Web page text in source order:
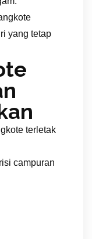
yang tetap
terletak
campuran